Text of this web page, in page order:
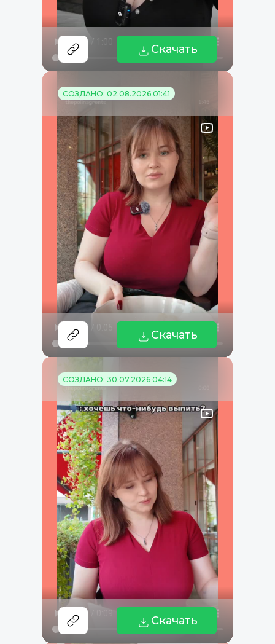
Скачать
СОЗДАНО: 02.08.2026 01:41
Скачать
СОЗДАНО: 30.07.2026 04:14
Скачать